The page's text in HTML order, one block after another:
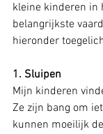
kleine kinderen in
belangrijkste
hieronder
1. Sluipen
Mijn kinderen
Ze zijn bang om
kunnen moeilijk